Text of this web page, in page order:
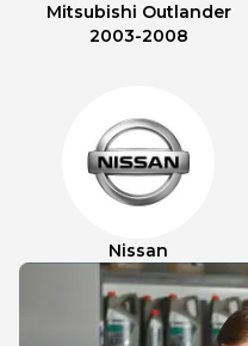
Mitsubishi Outlander
2003-2008
Nissan